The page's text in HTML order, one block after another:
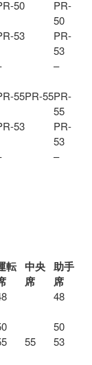
50
PR-
50
53
PR-
53
–
55PR-55PR-
55
53
PR-
53
–
転 中央
席
助手
席
48
50
55 53